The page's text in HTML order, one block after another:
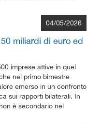
04/05/2026
miliardi di euro ed
imprese attive in quel
nel primo bimestre
emerso in un confronto
sui rapporti bilaterali. In
è secondario nel